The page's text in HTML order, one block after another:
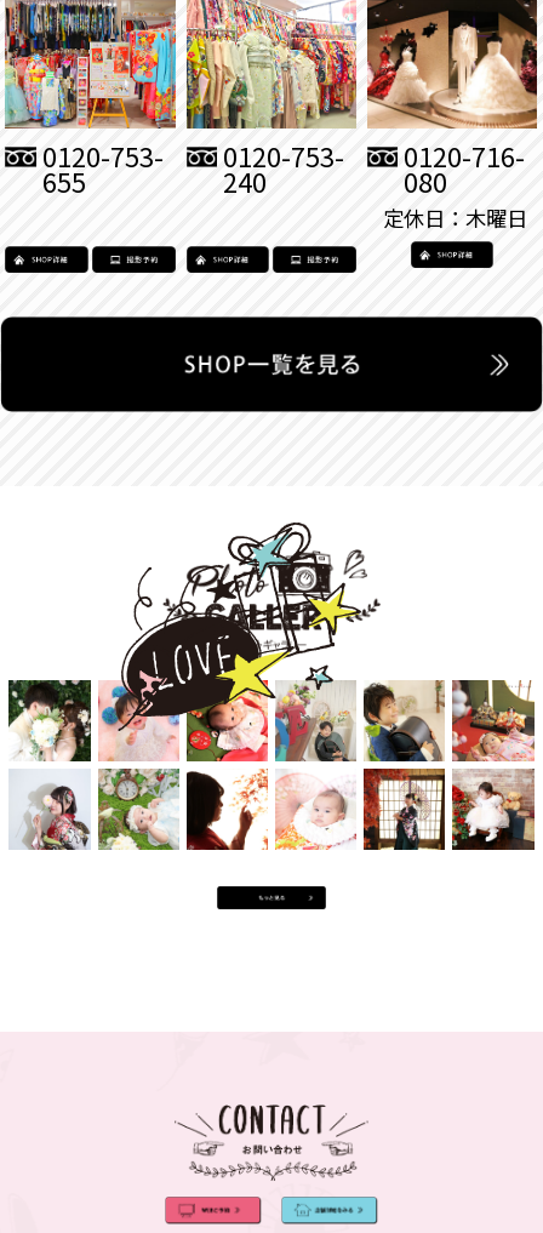
0120-753-
655
0120-753-
240
0120-716-
080
定休日：木曜日